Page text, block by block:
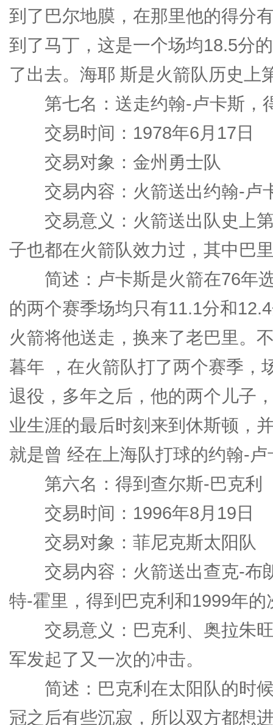
到了巴尔地膜，在那里他的得分
到了马丁，这是一个场均18.5分
了出去。海耶 斯是火箭队历史上
第七名：送走约翰-卢卡斯，
交易时间：1978年6月17日
交易对象：金州勇士队
交易内容：火箭送出约翰-卢
交易意义：火箭送出队史上第
子也都在火箭队效力过，其中巴
简述：卢卡斯是火箭在76年选
的两个赛季场均只有11.1分和
火箭将他送走，换来了老巴里。
暮年 ，在火箭队打了两个赛季，
退役，多年之后，他的两个儿子
业生涯的最后时刻来到休斯顿，
就是曾 经在上海队打球的约翰-
第六名：得到查尔斯-巴克利
交易时间：1996年8月19日
交易对象：菲尼克斯太阳队
交易内容：火箭送出查克-布
特-霍里，得到巴克利和1999年的
交易意义：巴克利、奥拉朱旺
军发起了又一次的冲击。
简述：巴克利在太阳队的时候
冠之后有些沉寂，所以双方都想